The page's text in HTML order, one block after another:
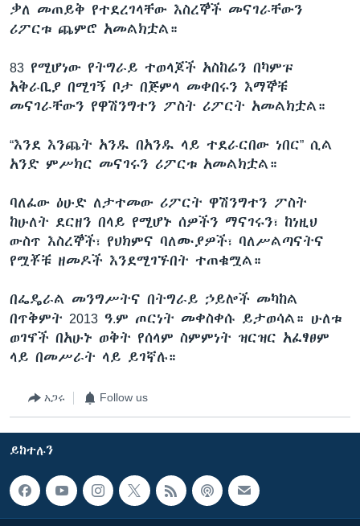
ቃለ መጠይቅ የተደረገላቸው እስረኞች መናገራቸውን
ሪፖርቱ ጨምሮ አመልክቷል።
83 የሚሆነው የትግራይ ተወላጆች አስከሬን በካምፑ
አቅራቢያ በሚገኝ ቦታ በጅምላ መቀበሩን እማኞቹ
መናገራቸውን የዋሽንግተን ፖስት ሪፖርት አመልክቷል።
“እንደ እንጨት አንዱ በአንዱ ላይ ተደራርበው ነበር” ሲል
አንድ ምሥክር መናገሩን ሪፖርቱ አመልክቷል።
ባለፈው ዕሁድ ለታተመው ሪፖርት ዋሽንግተን ፖስት
ከሁለት ደርዘን በላይ የሚሆኑ ሰዎችን ማናገሩን፣ ከነዚህ
ውስጥ እስረኞች፣ የህክምና ባለሙያዎች፣ ባለሥልጣናትና
የሟቾቹ ዘመዶች እንደሚገኙበት ተጠቁሟል።
በፌዴራል መንግሥትና በትግራይ ኃይሎች መካከል
በጥቅምት 2013 ዓ.ም ጦርነት መቀስቀሱ ይታወሳል። ሁለቱ
ወገኖች በአሁኑ ወቅት የሰላም ስምምነት ዝርዝር አፈፃፀም
ላይ በመሥራት ላይ ይገኛሉ።
አጋሩ Follow us
ይከተሉን